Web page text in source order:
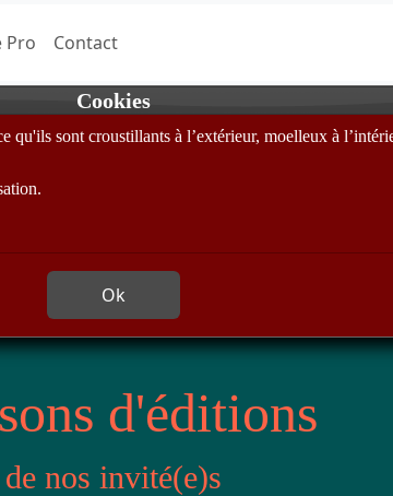
Pro Contact
Cookies
sont croustillants à l’extérieur, moelleux à
Ok
d'éditions
de nos invité(e)s